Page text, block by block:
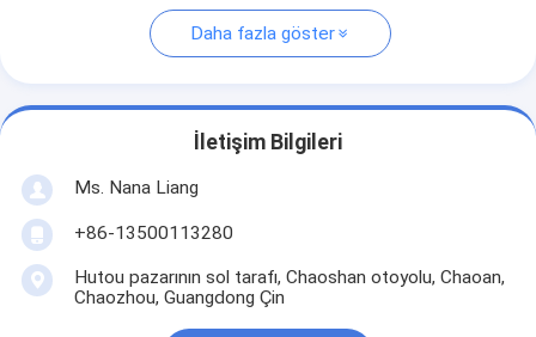
Daha fazla göster
İletişim Bilgileri
Ms. Nana Liang
+86-13500113280
Hutou pazarının sol tarafı, Chaoshan otoyolu, Chaoan,
Chaozhou, Guangdong Çin